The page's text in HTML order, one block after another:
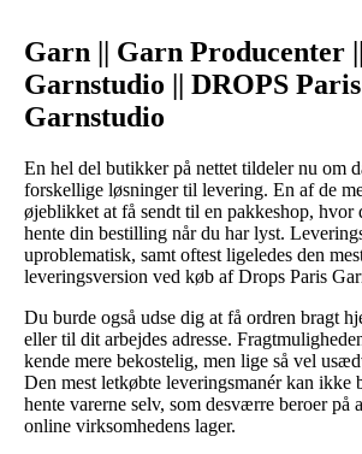
Garn || Garn Producenter
Garnstudio || DROPS
Garnstudio
En hel del butikker på nettet tildeler nu om
forskellige løsninger til levering. En af de
øjeblikket at få sendt til en pakkeshop, hvor
hente din bestilling når du har lyst.
uproblematisk, samt oftest ligeledes den
leveringsversion ved køb af Drops Paris
Du burde også udse dig at få ordren bragt
eller til dit arbejdes adresse.
kende mere bekostelig, men lige så vel
Den mest letkøbte leveringsmanér kan ikke
hente varerne selv, som desværre beroer på
online virksomhedens lager.